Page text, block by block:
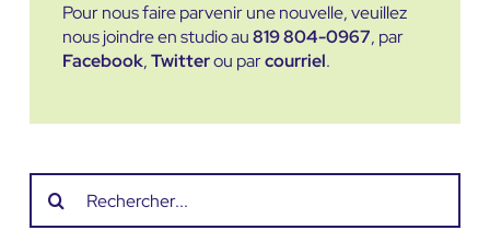
Pour nous faire parvenir une nouvelle, veuillez
nous joindre en studio au819 804-0967, par
Facebook,Twitterou parcourriel.
Recherche